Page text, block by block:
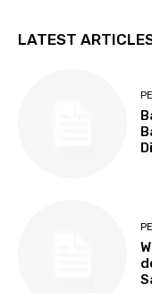
LATEST